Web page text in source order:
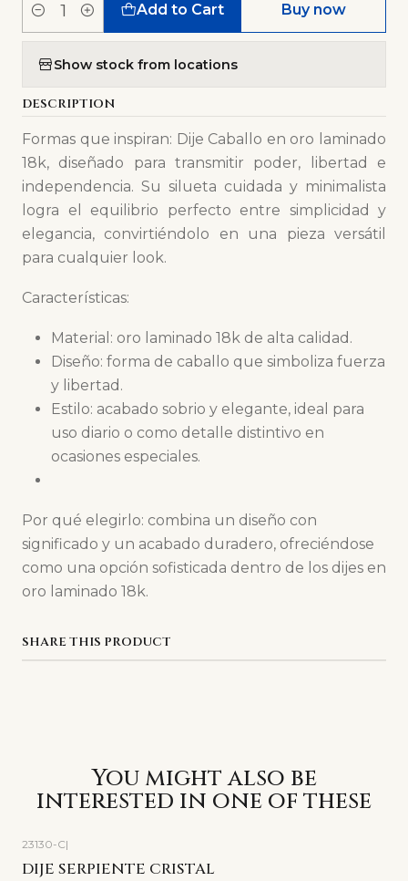
Quantity
Add to Cart Buy now
Show stock from locations
DESCRIPTION
Formas que inspiran: Dije Caballo en oro laminado
18k, diseñado para transmitir poder, libertad e
independencia. Su silueta cuidada y minimalista
logra el equilibrio perfecto entre simplicidad y
elegancia, convirtiéndolo en una pieza versátil
para cualquier look.
Características:
Material: oro laminado 18k de alta calidad.
Diseño: forma de caballo que simboliza fuerza
y libertad.
Estilo: acabado sobrio y elegante, ideal para
uso diario o como detalle distintivo en
ocasiones especiales.
Por qué elegirlo: combina un diseño con
significado y un acabado duradero, ofreciéndose
como una opción sofisticada dentro de los dijes en
oro laminado 18k.
SHARE THIS PRODUCT
You might also be
interested in one of these
-27%OFF
23130-C|
DIJE SERPIENTE CRISTAL